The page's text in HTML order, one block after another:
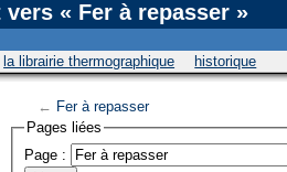
« Fer à repasser »
la librairie thermographique historique
← Fer à repasser
Pages liées
Page :